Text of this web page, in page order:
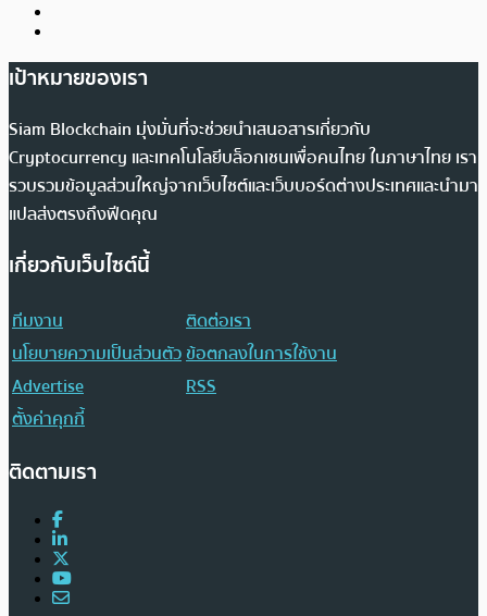
เป้าหมายของเรา
Siam Blockchain มุ่งมั่นที่จะช่วยนำเสนอสารเกี่ยวกับ
Cryptocurrency และเทคโนโลยีบล็อกเชนเพื่อคนไทย ในภาษาไทย เรา
รวบรวมข้อมูลส่วนใหญ่จากเว็บไซต์และเว็บบอร์ดต่างประเทศและนำมา
แปลส่งตรงถึงฟีดคุณ
เกี่ยวกับเว็บไซต์นี้
ทีมงาน
ติดต่อเรา
นโยบายความเป็นส่วนตัวข้อตกลงในการใช้งาน
Advertise
RSS
ตั้งค่าคุกกี้
ติดตามเรา